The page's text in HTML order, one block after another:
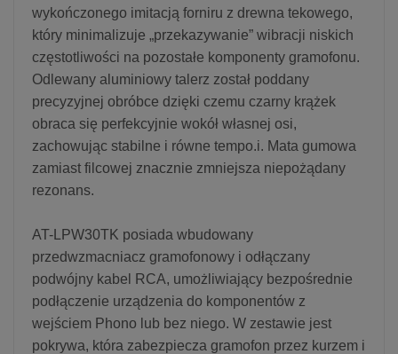
wykończonego imitacją forniru z drewna tekowego,
który minimalizuje „przekazywanie” wibracji niskich
częstotliwości na pozostałe komponenty gramofonu.
Odlewany aluminiowy talerz został poddany
precyzyjnej obróbce dzięki czemu czarny krążek
obraca się perfekcyjnie wokół własnej osi,
zachowując stabilne i równe tempo.i. Mata gumowa
zamiast filcowej znacznie zmniejsza niepożądany
rezonans.
AT-LPW30TK posiada wbudowany
przedwzmacniacz gramofonowy i odłączany
podwójny kabel RCA, umożliwiający bezpośrednie
podłączenie urządzenia do komponentów z
wejściem Phono lub bez niego. W zestawie jest
pokrywa, która zabezpiecza gramofon przez kurzem i